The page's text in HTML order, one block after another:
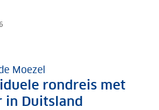
Moezel
rondreis met
in Duitsland